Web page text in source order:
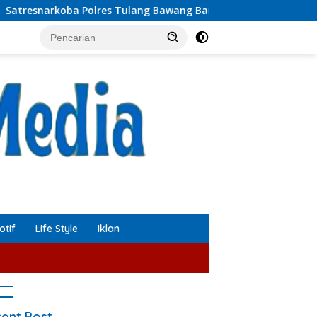
Tulang Bawang Barat Ungkap Kasus Tindak Pidana
Life Style Iklan